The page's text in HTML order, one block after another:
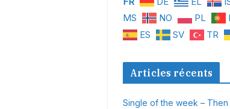
MS
NO PL
ES
SV TR
Articles récents
Single of the week – Then